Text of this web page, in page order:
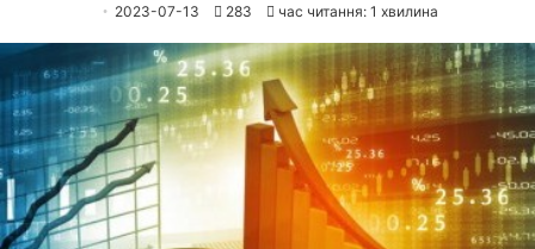
2023-07-13 283 час читання: 1 хвилина